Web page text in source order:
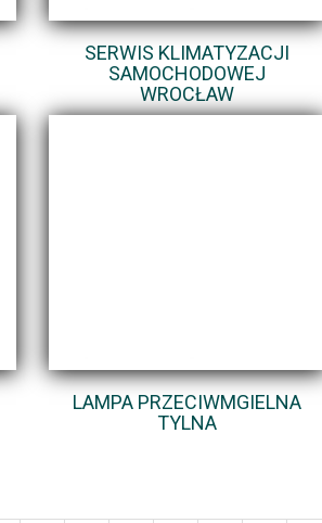
SERWIS KLIMATYZACJI
SAMOCHODOWEJ
WROCŁAW
LAMPA PRZECIWMGIELNA
TYLNA